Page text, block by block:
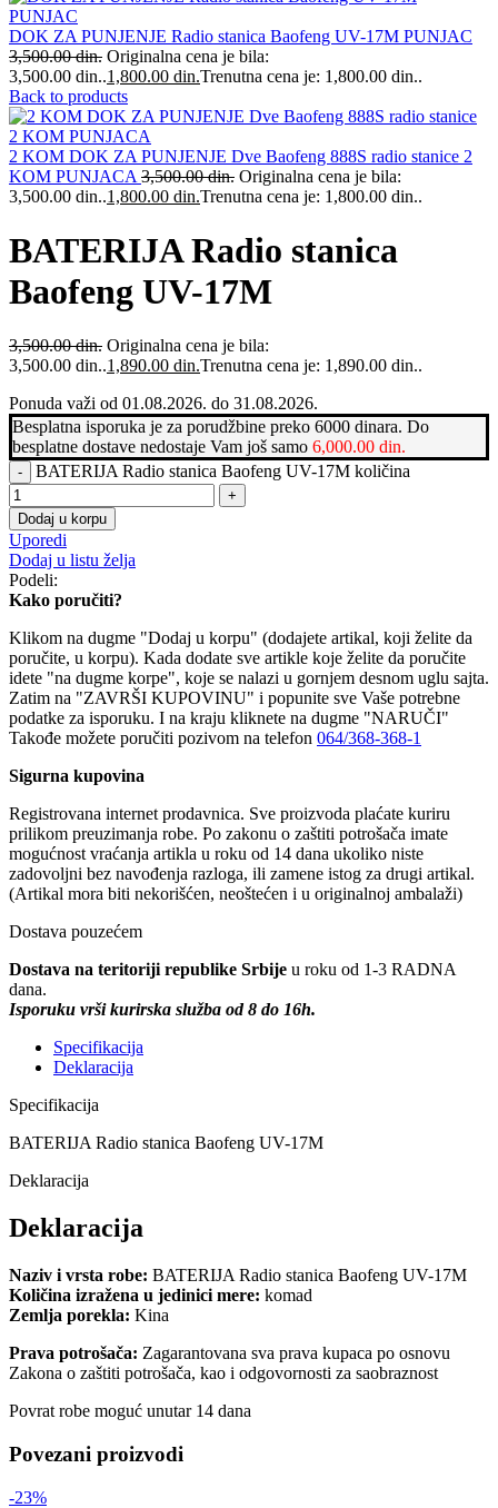
DOK ZA PUNJENJE Radio stanica Baofeng UV-17M PUNJAC
3,500.00din. Originalna cena je bila:
3,500.00 din..1,800.00 din.Trenutna cena je: 1,800.00 din..
Back to products
2 KOM DOK ZA PUNJENJE Dve Baofeng 888S radio stanice 2
KOM PUNJACA 3,500.00din. Originalna cena je bila:
3,500.00 din..1,800.00 din.Trenutna cena je: 1,800.00 din..
BATERIJA Radio stanica
Baofeng UV-17M
3,500.00din. Originalna cena je bila:
3,500.00 din..1,890.00 din.Trenutna cena je: 1,890.00 din..
Ponuda važi od 01.08.2026. do 31.08.2026.
Besplatna isporuka je za porudžbine preko 6000 dinara. Do
besplatne dostave nedostaje Vam još samo 6,000.00 din.
BATERIJA Radio stanica Baofeng UV-17M količina
Dodaj u korpu
Uporedi
Dodaj u listu želja
Podeli:
Kako poručiti?
Klikom na dugme "Dodaj u korpu" (dodajete artikal, koji želite da
poručite, u korpu). Kada dodate sve artikle koje želite da poručite
idete "na dugme korpe", koje se nalazi u gornjem desnom uglu sajta.
Zatim na "ZAVRŠI KUPOVINU" i popunite sve Vaše potrebne
podatke za isporuku. I na kraju kliknete na dugme "NARUČI"
Takođe možete poručiti pozivom na telefon 064/368-368-1
Sigurna kupovina
Registrovana internet prodavnica. Sve proizvoda plaćate kuriru
prilikom preuzimanja robe. Po zakonu o zaštiti potrošača imate
mogućnost vraćanja artikla u roku od 14 dana ukoliko niste
zadovoljni bez navođenja razloga, ili zamene istog za drugi artikal.
(Artikal mora biti nekorišćen, neoštećen i u originalnoj ambalaži)
Dostava pouzećem
Dostava na teritoriji republike Srbije u roku od 1-3 RADNA
dana.
Isporuku vrši kurirska služba od 8 do 16h.
Specifikacija
Deklaracija
Specifikacija
BATERIJA Radio stanica Baofeng UV-17M
Deklaracija
Deklaracija
Naziv i vrsta robe: BATERIJA Radio stanica Baofeng UV-17M
Količina izražena u jedinici mere: komad
Zemlja porekla: Kina
Prava potrošača: Zagarantovana sva prava kupaca po osnovu
Zakona o zaštiti potrošača, kao i odgovornosti za saobraznost
Povrat robe moguć unutar 14 dana
Povezani proizvodi
-23%